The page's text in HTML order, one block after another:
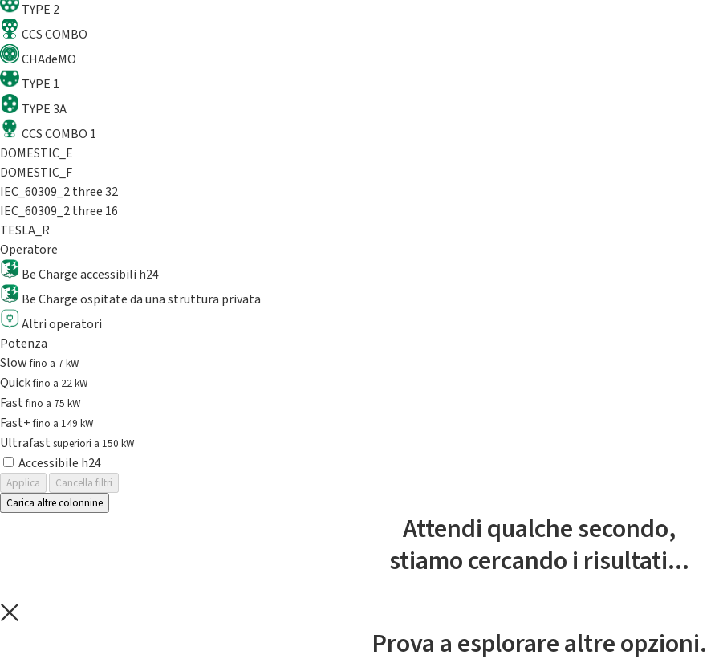
TYPE 2
CCS COMBO
CHAdeMO
TYPE 1
TYPE 3A
CCS COMBO 1
DOMESTIC_E
DOMESTIC_F
IEC_60309_2 three 32
IEC_60309_2 three 16
TESLA_R
Operatore
Be Charge accessibili h24
Be Charge ospitate da una struttura privata
Altri operatori
Potenza
Slowfino a 7 kW
Quickfino a 22 kW
Fastfino a 75 kW
Fast+fino a 149 kW
Ultrafast superiori a 150 kW
Accessibile h24
Applica
Cancella filtri
Carica altre colonnine
Attendi qualche secondo,
stiamo cercando i risultati...
Prova a esplorare altre opzioni.